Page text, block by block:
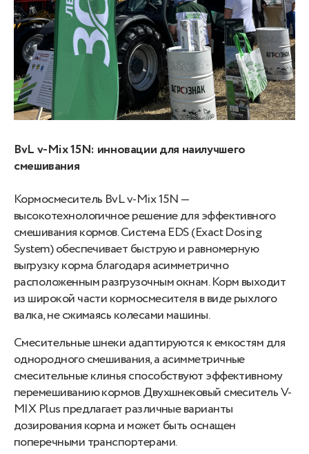
BvL v-Mix 15N: инновации для наилучшего
смешивания
Кормосмеситель BvL v-Mix 15N —
высокотехнологичное решение для эффективного
смешивания кормов. Система EDS (Exact Dosing
System) обеспечивает быструю и равномерную
выгрузку корма благодаря асимметрично
расположенным разгрузочным окнам. Корм выходит
из широкой части кормосмесителя в виде рыхлого
валка, не сжимаясь колесами машины.
Смесительные шнеки адаптируются к емкостям для
однородного смешивания, а асимметричные
смесительные клинья способствуют эффективному
перемешиванию кормов. Двухшнековый смеситель V-
MIX Plus предлагает различные варианты
дозирования корма и может быть оснащен
поперечными транспортерами.